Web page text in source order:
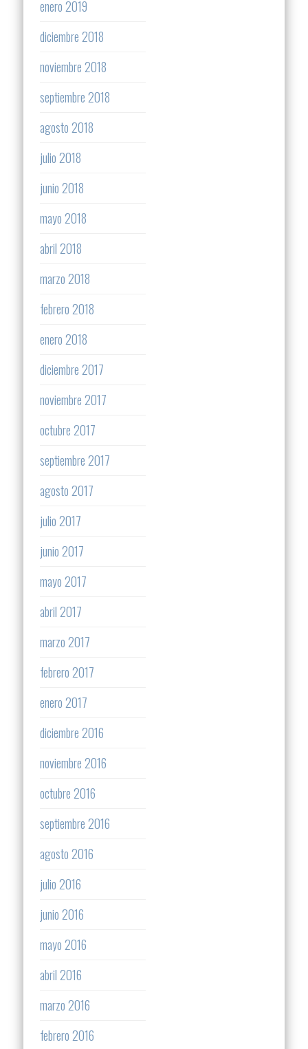
enero 2019
diciembre 2018
noviembre 2018
septiembre 2018
agosto 2018
julio 2018
junio 2018
mayo 2018
abril 2018
marzo 2018
febrero 2018
enero 2018
diciembre 2017
noviembre 2017
octubre 2017
septiembre 2017
agosto 2017
julio 2017
junio 2017
mayo 2017
abril 2017
marzo 2017
febrero 2017
enero 2017
diciembre 2016
noviembre 2016
octubre 2016
septiembre 2016
agosto 2016
julio 2016
junio 2016
mayo 2016
abril 2016
marzo 2016
febrero 2016